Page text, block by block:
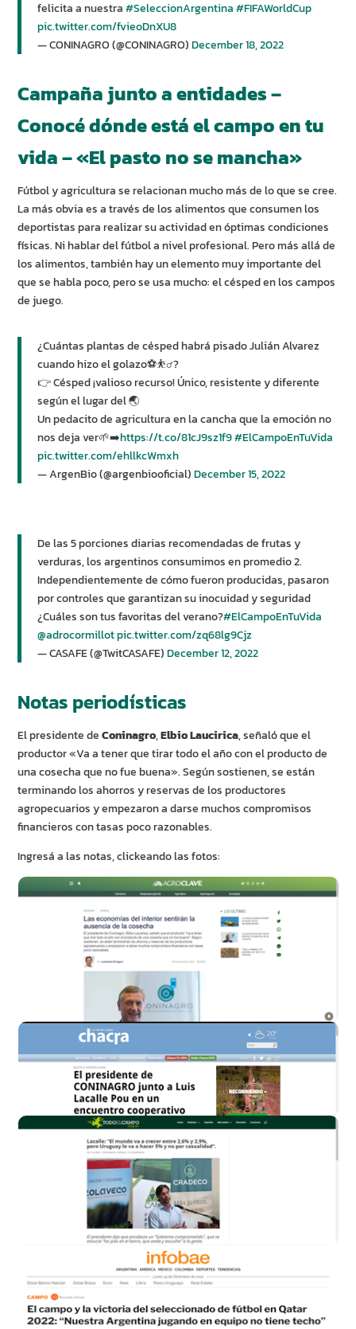
felicita a nuestra#SeleccionArgentina #FIFAWorldCup
pic.twitter.com/fvieoDnXU8
— CONINAGRO (@CONINAGRO)December 18, 2022
Campaña junto a entidades –
Conocé dónde está el campo en tu
vida – «El pasto no se mancha»
Fútbol y agricultura se relacionan mucho más de lo que se cree.
La más obvia es a través de los alimentos que consumen los
deportistas para realizar su actividad en óptimas condiciones
físicas. Ni hablar del fútbol a nivel profesional. Pero más allá de
los alimentos, también hay un elemento muy importante del
que se habla poco, pero se usa mucho: el césped en los campos
de juego.
¿Cuántas plantas de césped habrá pisado Julián Alvarez
cuando hizo el golazo⚽️⛹️‍♂️?
👉 Césped ¡valioso recurso! Único, resistente y diferente
según el lugar del 🌏
Un pedacito de agricultura en la cancha que la emoción no
nos deja ver🌱➡️https://t.co/81cJ9sz1f9#ElCampoEnTuVida
pic.twitter.com/ehllkcWmxh
— ArgenBio (@argenbiooficial)December 15, 2022
De las 5 porciones diarias recomendadas de frutas y
verduras, los argentinos consumimos en promedio 2.
Independientemente de cómo fueron producidas, pasaron
por controles que garantizan su inocuidad y seguridad
¿Cuáles son tus favoritas del verano?#ElCampoEnTuVida
@adrocormillotpic.twitter.com/zq68lg9Cjz
— CASAFE (@TwitCASAFE)December 12, 2022
Notas periodísticas
El presidente deConinagro,Elbio Laucirica, señaló que el
productor «Va a tener que tirar todo el año con el producto de
una cosecha que no fue buena». Según sostienen, se están
terminando los ahorros y reservas de los productores
agropecuarios y empezaron a darse muchos compromisos
financieros con tasas poco razonables.
Ingresá a las notas, clickeando las fotos: